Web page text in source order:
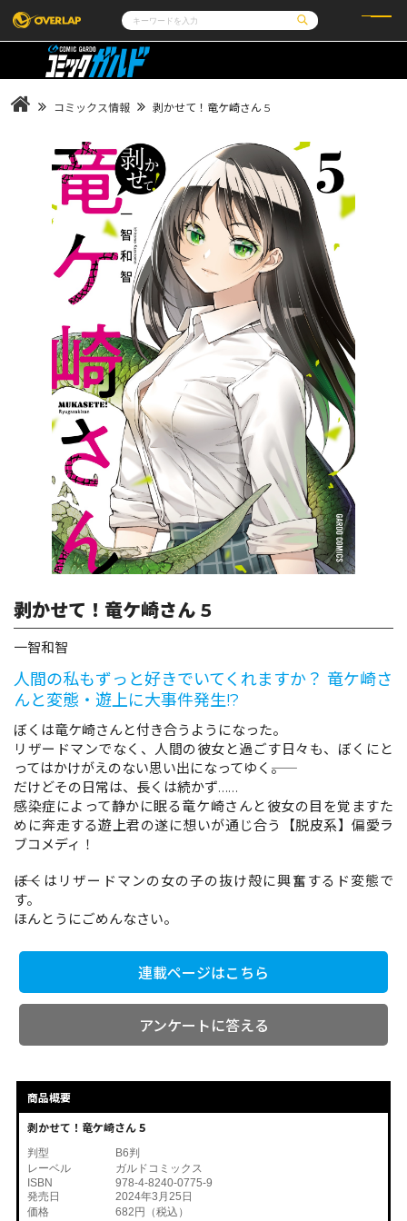
コミック
LiQulle
ライトノベル
ノベルスf
ポケットモンスター
アニメ
ゲーム
オーバーラップ広報室
企業
会社概要
採用情報
アクセス
オーバーラップホールディングス
お問い合わせはこちら
オーバーラップ文庫
オーバーラップノベルス
オーバーラップノベルスf
ロサージュノベルス
コミックガルド
コミッククリエ
リキューレ
コミックパルフェ
コミックス情報 剥かせて！竜ケ崎さん 5
剥かせて！竜ケ崎さん 5
一智和智
人間の私もずっと好きでいてくれますか？ 竜ケ崎さ
んと変態・遊上に大事件発生!?
ぼくは竜ケ崎さんと付き合うようになった。
リザードマンでなく、人間の彼女と過ごす日々も、ぼくにと
ってはかけがえのない思い出になってゆく――。
だけどその日常は、長くは続かず……
感染症によって静かに眠る竜ケ崎さんと彼女の目を覚ますた
めに奔走する遊上君の遂に想いが通じ合う【脱皮系】偏愛ラ
ブコメディ！
――ぼくはリザードマンの女の子の抜け殻に興奮するド変態で
す。
ほんとうにごめんなさい。
連載ページはこちら
アンケートに答える
商品概要
剥かせて！竜ケ崎さん 5
判型
B6判
レーベル
ガルドコミックス
ISBN
978-4-8240-0775-9
発売日
2024年3月25日
価格
682円（税込）